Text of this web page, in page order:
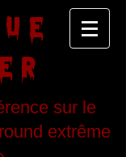
sur le
extrême